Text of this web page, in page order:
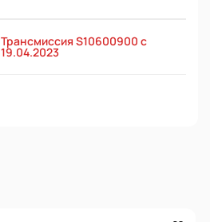
Трансмиссия S10600900 с
19.04.2023